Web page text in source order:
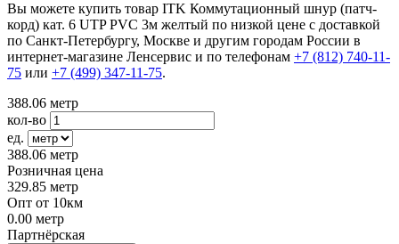
Вы можете купить товар ITK Коммутационный шнур (патч-
корд) кат. 6 UTP PVC 3м желтый по низкой цене с доставкой
по Санкт-Петербургу, Москве и другим городам России в
интернет-магазине Ленсервис и по телефонам +7 (812) 740-11-
75 или +7 (499) 347-11-75.
388.06 метр
кол-во
ед.
388.06 метр
Розничная цена
329.85 метр
Опт от 10км
0.00 метр
Партнёрская